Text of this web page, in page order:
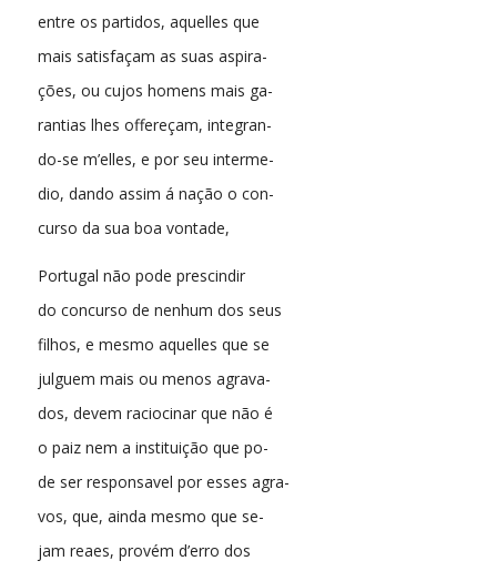
entre os partidos, aquelles que
mais satisfaçam as suas aspira-
ções, ou cujos homens mais ga-
rantias lhes offereçam, integran-
do-se m’elles, e por seu interme-
dio, dando assim á nação o con-
curso da sua boa vontade,
Portugal não pode prescindir
do concurso de nenhum dos seus
filhos, e mesmo aquelles que se
julguem mais ou menos agrava-
dos, devem raciocinar que não é
o paiz nem a instituição que po-
de ser responsavel por esses agra-
vos, que, ainda mesmo que se-
jam reaes, provém d’erro dos